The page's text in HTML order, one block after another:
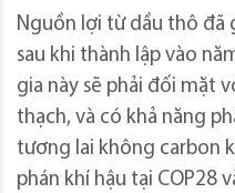
Nguồn lợi từ dầu thô đã
sau khi thành lập vào
gia này sẽ phải đối mặt
thạch, và có khả năng
tương lai không carbon
phán khí hậu tại COP28